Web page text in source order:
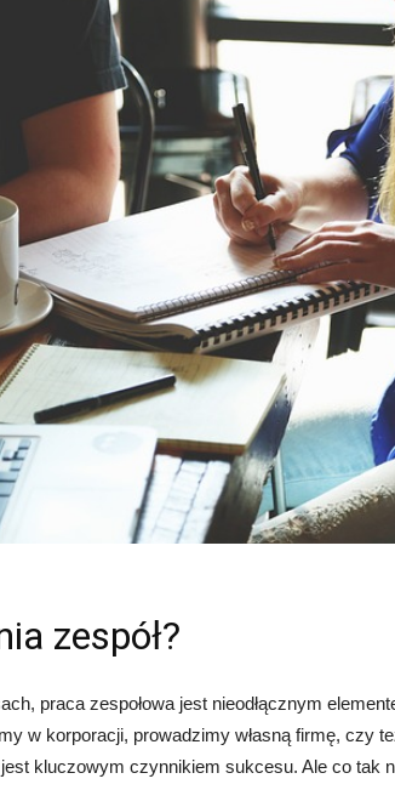
zespół?
praca zespołowa jest nieodłącznym
w korporacji, prowadzimy własną firmę, czy
jest kluczowym czynnikiem sukcesu. Ale co tak